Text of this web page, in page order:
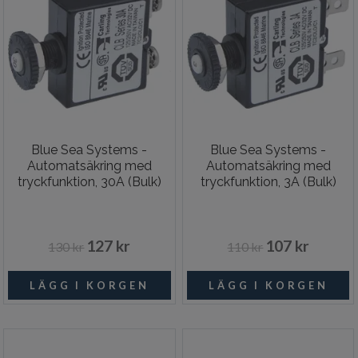
Blue Sea Systems -
Automatsäkring med
tryckfunktion, 30A (Bulk)
130 kr 127 kr
Blue Sea Systems -
Automatsäkring med
tryckfunktion, 3A (Bulk)
110 kr 107 kr